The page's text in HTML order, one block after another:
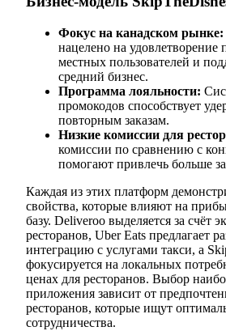
Фокус на канадском рынке:
нацелено на удовлетворение
местных пользователей и
средний бизнес.
Программа лояльности:
промокодов способствует
повторным заказам.
Низкие комиссии для
комиссии по сравнению с
помогают привлечь больше
Каждая из этих платформ
свойства, которые влияют на
базу. Deliveroo выделяется за счёт
ресторанов, Uber Eats предлагает
интеграцию с услугами такси, а
фокусируется на локальных
ценах для ресторанов. Выбор
приложения зависит от
ресторанов, которые ищут
сотрудничества.